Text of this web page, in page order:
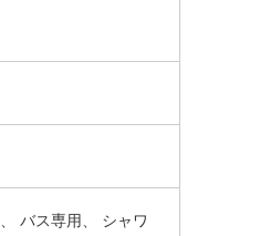
バス専用
シャワ